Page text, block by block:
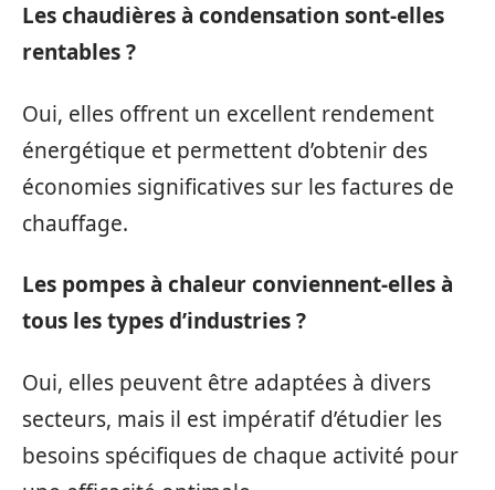
Les chaudières à condensation sont-elles
rentables ?
Oui, elles offrent un excellent rendement
énergétique et permettent d’obtenir des
économies significatives sur les factures de
chauffage.
Les pompes à chaleur conviennent-elles à
tous les types d’industries ?
Oui, elles peuvent être adaptées à divers
secteurs, mais il est impératif d’étudier les
besoins spécifiques de chaque activité pour